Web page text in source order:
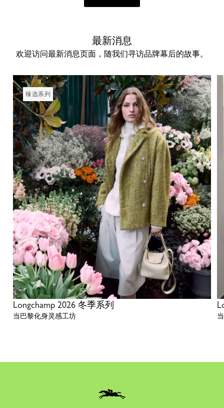
最新消息
欢迎访问最新消息页面，随我们寻访品牌幕后的故事。
臻选系列
Longchamp 2026 冬季系列
当巴黎化身灵感工坊